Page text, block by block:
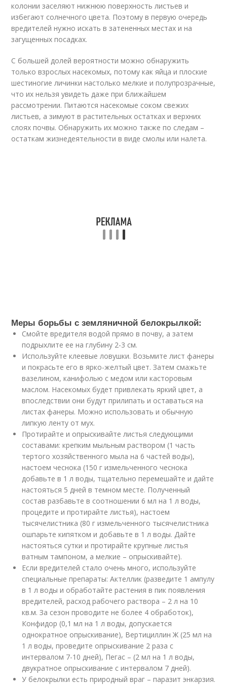
колонии заселяют нижнюю поверхность листьев и
избегают солнечного цвета. Поэтому в первую очередь
вредителей нужно искать в затененных местах и на
загущенных посадках.
С большей долей вероятности можно обнаружить
только взрослых насекомых, потому как яйца и плоские
шестиногие личинки настолько мелкие и полупрозрачные,
что их нельзя увидеть даже при ближайшем
рассмотрении. Питаются насекомые соком свежих
листьев, а зимуют в растительных остатках и верхних
слоях почвы. Обнаружить их можно также по следам –
остаткам жизнедеятельности в виде смолы или налета.
Меры борьбы с земляничной белокрылкой:
Смойте вредителя водой прямо в почву, а затем
подрыхлите ее на глубину 2-3 см.
Используйте клеевые ловушки. Возьмите лист фанеры
и покрасьте его в ярко-желтый цвет. Затем смажьте
вазелином, канифолью с медом или касторовым
маслом. Насекомых будет привлекать яркий цвет, а
впоследствии они будут прилипать и оставаться на
листах фанеры. Можно использовать и обычную
липкую ленту от мух.
Протирайте и опрыскивайте листья следующими
составами: крепким мыльным раствором (1 часть
тертого хозяйственного мыла на 6 частей воды),
настоем чеснока (150 г измельченного чеснока
добавьте в 1 л воды, тщательно перемешайте и дайте
настояться 5 дней в темном месте. Полученный
состав разбавьте в соотношении 6 мл на 1 л воды,
процедите и протирайте листья), настоем
тысячелистника (80 г измельченного тысячелистника
ошпарьте кипятком и добавьте в 1 л воды. Дайте
настояться сутки и протирайте крупные листья
ватным тампоном, а мелкие – опрыскивайте).
Если вредителей стало очень много, используйте
специальные препараты: Актеллик (разведите 1 ампулу
в 1 л воды и обработайте растения в пик появления
вредителей, расход рабочего раствора – 2 л на 10
кв.м. За сезон проводите не более 4 обработок),
Конфидор (0,1 мл на 1 л воды, допускается
однократное опрыскивание), Вертициллин Ж (25 мл на
1 л воды, проведите опрыскивание 2 раза с
интервалом 7-10 дней), Пегас – (2 мл на 1 л воды,
двукратное опрыскивание с интервалом 7 дней).
У белокрылки есть природный враг – паразит энкарзия.